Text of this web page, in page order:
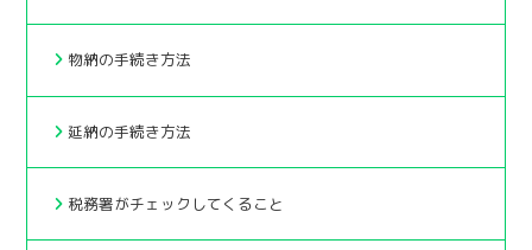
物納の手続き方法
延納の手続き方法
税務署がチェックしてくること